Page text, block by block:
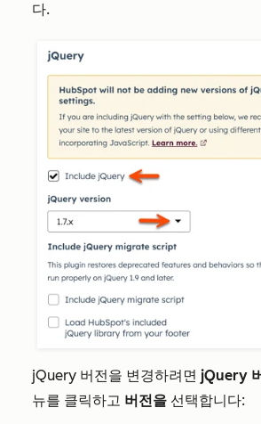
다.
jQuery 버전을 변경하려면 jQuery
뉴를 클릭하고 버전을 선택합니다: